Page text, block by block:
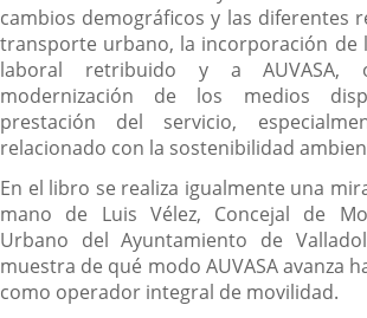
cambios demográficos y las diferentes
transporte urbano, la incorporación de
laboral retribuido y a AUVASA,
modernización de los medios
prestación del servicio,
relacionado con la sostenibilidad
En el libro se realiza igualmente una
mano de Luis Vélez, Concejal de
Urbano del Ayuntamiento de
muestra de qué modo AUVASA avanza
como operador integral de movilidad.